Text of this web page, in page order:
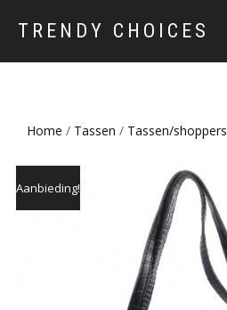
TRENDY CHOICES
Home / Tassen / Tassen/shoppers
Aanbieding!